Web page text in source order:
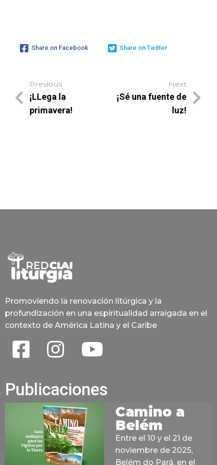
Share on Facebook Share on Twitter
Previous
¡LLega la
primavera!
Next
¡Sé una fuente de
luz!
Promoviendo la renovación litúrgica y la
profundización en una espiritualidad arraigada en el
contexto de América Latina y el Caribe
Publicaciones
Camino a
Belém
Entre el 10 y el 21 de
noviembre de 2025,
Belém do Pará, en el